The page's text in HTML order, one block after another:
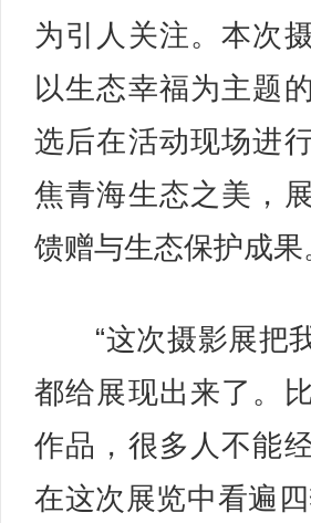
为引人关注。本次
以生态幸福为主题
选后在活动现场进
焦青海生态之美，
馈赠与生态保护成果
“这次摄影展把
都给展现出来了。
作品，很多人不能
在这次展览中看遍